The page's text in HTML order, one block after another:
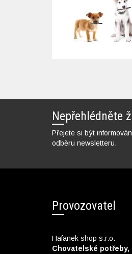
Nepřehlédněte
Přejete si být
odběru newsletteru.
Provozovatel
Hafanek shop s.r.o.
Chovatelské potřeby,